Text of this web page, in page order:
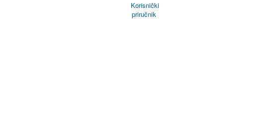
Korisnički
priručnik